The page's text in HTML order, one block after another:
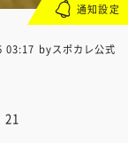
03:17 byスポカレ公式
21
通知設定